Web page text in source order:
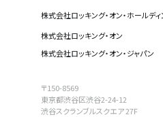
株式会社ロッキング・オン・ホールディ
株式会社ロッキング・オン
株式会社ロッキング・オン・ジャパン
〒150-8569
東京都渋谷区渋谷2-24-12
渋谷スクランブルスクエア 27F